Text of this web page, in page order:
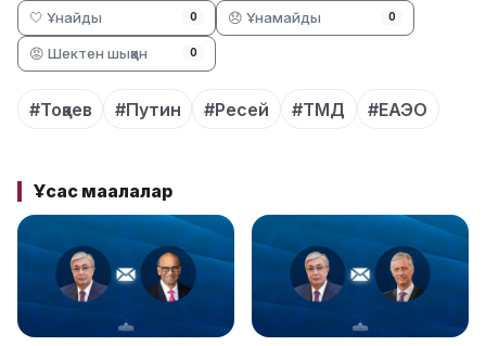
🤍 Ұнайды 0 😞 Ұнамайды 0
😡 Шектен шыққан 0
#Тоқаев #Путин #Ресей #ТМД #ЕАЭО
Ұқсас мақалалар